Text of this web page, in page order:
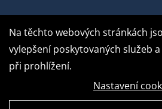
Na těchto webových stránkách
vylepšení poskytovaných služeb
při prohlížení.
Nastavení